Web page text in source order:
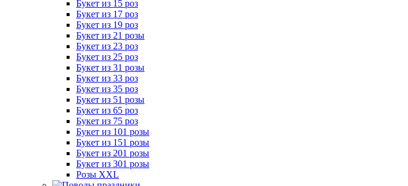
Букет из 15 роз
Букет из 17 роз
Букет из 19 роз
Букет из 21 розы
Букет из 23 роз
Букет из 25 роз
Букет из 31 розы
Букет из 33 роз
Букет из 35 роз
Букет из 51 розы
Букет из 65 роз
Букет из 75 роз
Букет из 101 розы
Букет из 151 розы
Букет из 201 розы
Букет из 301 розы
Розы XXL